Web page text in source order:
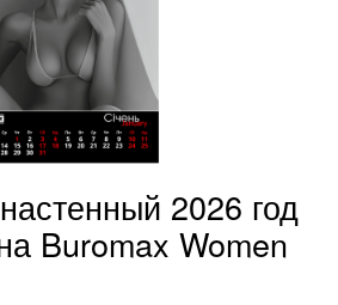
2026 год
Buromax Women